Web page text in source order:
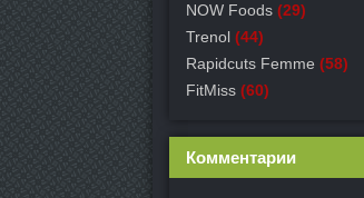
NOW Foods (29)
Trenol (44)
Rapidcuts Femme (58)
FitMiss (60)
Комментарии